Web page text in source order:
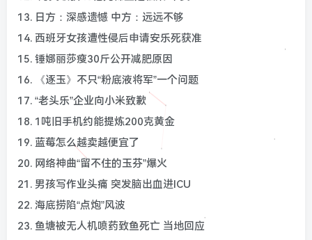
13. 日方：深感遗憾 中方：远远不够
14. 西班牙女孩遭性侵后申请安乐死获准
15. 锤娜丽莎瘦30斤公开减肥原因
16. 《逐玉》不只“粉底液将军”一个问题
17. “老头乐”企业向小米致歉
18. 1吨旧手机约能提炼200克黄金
19. 蓝莓怎么越卖越便宜了
20. 网络神曲“留不住的玉芬”爆火
21. 男孩写作业头痛 突发脑出血进ICU
22. 海底捞陷“点炮”风波
23. 鱼塘被无人机喷药致鱼死亡 当地回应